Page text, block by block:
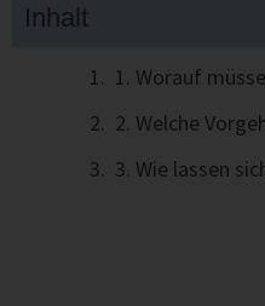
Inhalt
1. Worauf
2. Welche
3. Wie lassen